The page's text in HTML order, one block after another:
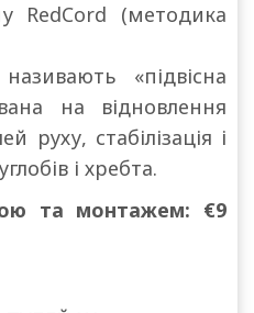
RedCord (методика
«підвісна
на відновлення
руху, стабілізація і
і хребта.
та монтажем: €9